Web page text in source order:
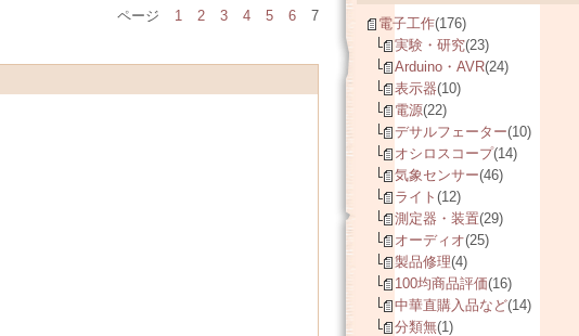
ページ
1 2 3 4 5 6
7
電子工作(176)
実験・研究(23)
Arduino・AVR(24)
表示器(10)
電源(22)
デサルフェーター(10)
オシロスコープ(14)
気象センサー(46)
ライト (12)
測定器・装置(29)
オーディオ(25)
製品修理(4)
100均商品評価(16)
中華直購入品など(14)
分類無(1)